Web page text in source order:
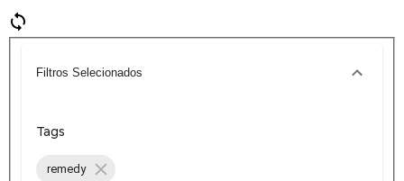
Filtros Selecionados
Tags
remedy